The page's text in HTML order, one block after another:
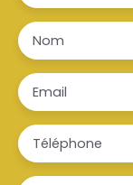
Nom
Email
Téléphone